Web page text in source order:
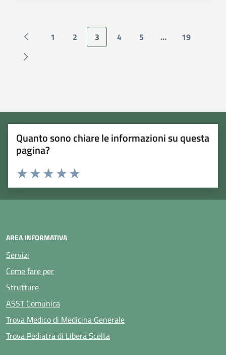
1 2 3 4 5 … 19
Quanto sono chiare le informazioni su questa
pagina?
Rating:
Valuta 5 stelle su 5
Valuta 4 stelle su 5
Valuta 3 stelle su 5
Valuta 2 stelle su 5
Valuta 1 stelle su 5
AREA INFORMATIVA
Servizi
Come fare per
Strutture
ASST Comunica
Trova Medico di Medicina Generale
Trova Pediatra di Libera Scelta